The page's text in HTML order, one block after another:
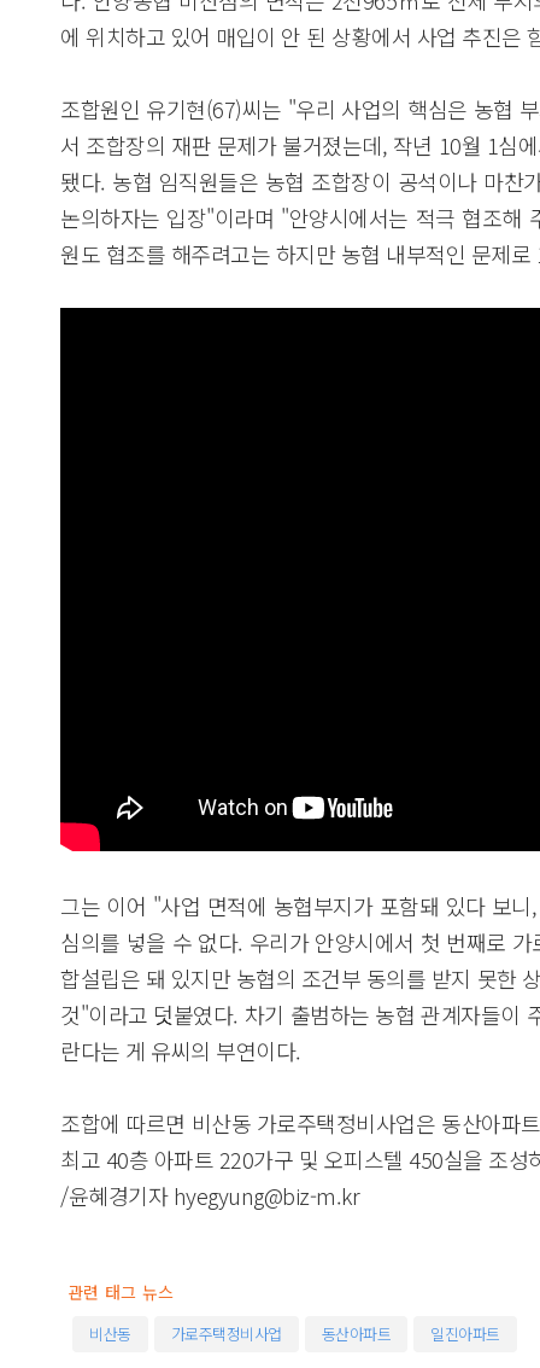
에 위치하고 있어 매입이 안 된 상황에서 사업 추진은
조합원인 유기현(67)씨는 "우리 사업의 핵심은 농협
서 조합장의 재판 문제가 불거졌는데, 작년 10월 1심
됐다. 농협 임직원들은 농협 조합장이 공석이나 마찬
논의하자는 입장"이라며 "안양시에서는 적극 협조해
원도 협조를 해주려고는 하지만 농협 내부적인 문제
그는 이어 "사업 면적에 농협부지가 포함돼 있다 보
심의를 넣을 수 없다. 우리가 안양시에서 첫 번째로
합설립은 돼 있지만 농협의 조건부 동의를 받지 못한
것"이라고 덧붙였다. 차기 출범하는 농협 관계자들이
란다는 게 유씨의 부연이다.
조합에 따르면 비산동 가로주택정비사업은 동산아파
최고 40층 아파트 220가구 및 오피스텔 450실을 조
/윤혜경기자 hyegyung@biz-m.kr
관련 태그 뉴스
비산동 가로주택정비사업 동산아파트 일진아파트